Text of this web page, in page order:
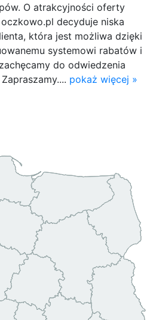
O atrakcyjności oferty
decyduje niska
która jest możliwa dzięki
systemowi rabatów i
do odwiedzenia
pokaż więcej »